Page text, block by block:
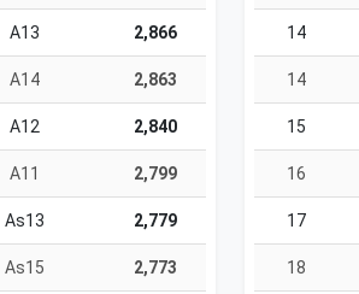
A13 2,866
A14 2,863
A12 2,840
A11 2,799
As13 2,779
As15 2,773
14
14
15
16
17
18